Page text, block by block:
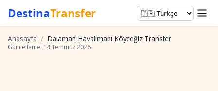
DestinaTransfer
Anasayfa / Dalaman Havalimanı Köyceğiz Transfer
Güncelleme: 14 Temmuz 2026